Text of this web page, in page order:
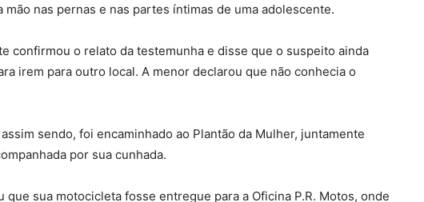
nas pernas e nas partes íntimas de uma adolescente.
confirmou o relato da testemunha e disse que o suspeito ainda
irem para outro local. A menor declarou que não conhecia o
sendo, foi encaminhado ao Plantão da Mulher, juntamente
por sua cunhada.
sua motocicleta fosse entregue para a Oficina P.R. Motos, onde